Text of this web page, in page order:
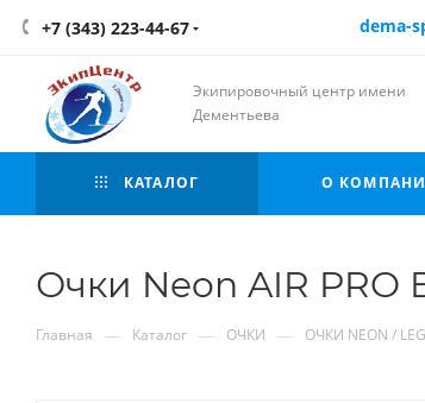
+7 (343) 223-44-67 dema-
Экипировочный центр имени
Дементьева
КАТАЛОГ О
Очки Neon AIR PRO
Главная — Каталог — ОЧКИ — ОЧКИ NEON /